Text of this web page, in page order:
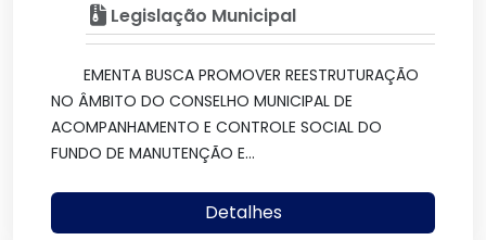
Legislação Municipal
EMENTA BUSCA PROMOVER REESTRUTURAÇÃO
NO ÂMBITO DO CONSELHO MUNICIPAL DE
ACOMPANHAMENTO E CONTROLE SOCIAL DO
FUNDO DE MANUTENÇÃO E...
Detalhes